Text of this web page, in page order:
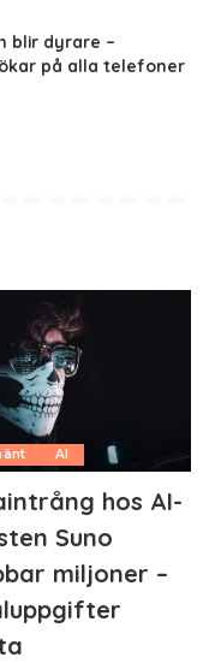
blir dyrare –
på alla telefoner
AI
hos AI-
Suno
miljoner –